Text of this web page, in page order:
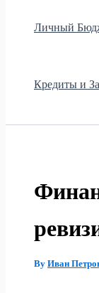
Личный
Кредиты и
By Иван